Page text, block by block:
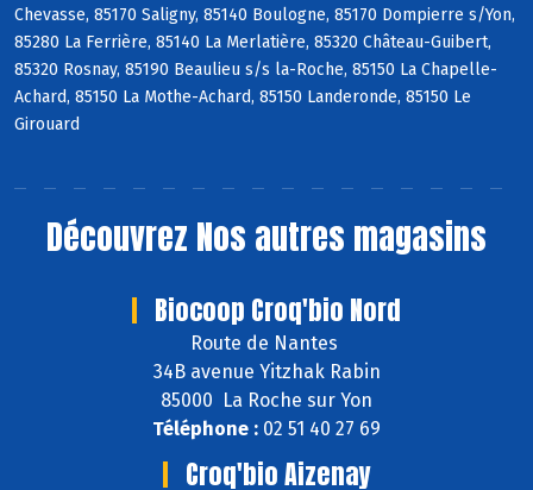
Chevasse, 85170 Saligny, 85140 Boulogne, 85170 Dompierre s/Yon,
85280 La Ferrière, 85140 La Merlatière, 85320 Château-Guibert,
85320 Rosnay, 85190 Beaulieu s/s la-Roche, 85150 La Chapelle-
Achard, 85150 La Mothe-Achard, 85150 Landeronde, 85150 Le
Girouard
Découvrez Nos autres magasins
Biocoop Croq'bio Nord
Route de Nantes
34B avenue Yitzhak Rabin
85000 La Roche sur Yon
Téléphone : 02 51 40 27 69
Croq'bio Aizenay